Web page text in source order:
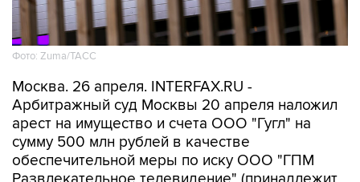
Фото: Zuma/ТАСС
Москва. 26 апреля. INTERFAX.RU -
Арбитражный суд Москвы 20 апреля наложил
арест на имущество и счета ООО "Гугл" на
сумму 500 млн рублей в качестве
обеспечительной меры по иску ООО "ГПМ